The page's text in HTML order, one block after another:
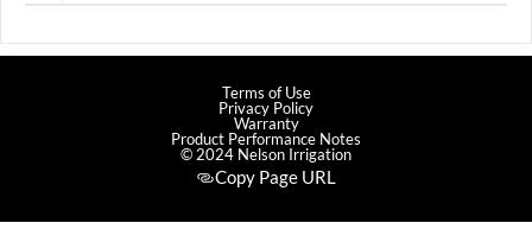
Terms of Use
Privacy Policy
Warranty
Product Performance Notes
© 2024 Nelson Irrigation
Copy Page URL